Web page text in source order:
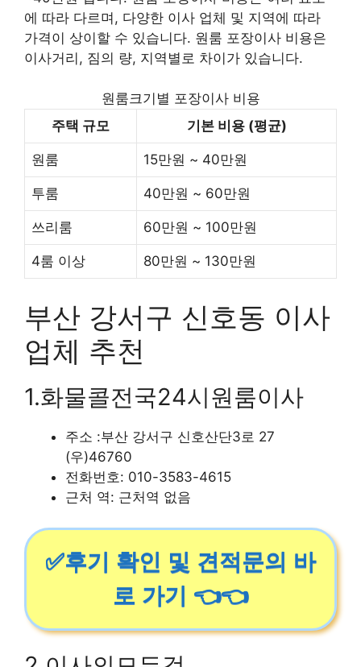
에 따라 다르며, 다양한 이사 업체 및 지역에 따라
가격이 상이할 수 있습니다. 원룸 포장이사 비용은
이사거리, 짐의 량, 지역별로 차이가 있습니다.
원룸크기별 포장이사 비용
주택 규모
기본 비용 (평균)
원룸 15만원 ~ 40만원
투룸 40만원 ~ 60만원
쓰리룸 60만원 ~ 100만원
4룸 이상 80만원 ~ 130만원
부산 강서구 신호동 이사
업체 추천
1.화물콜전국24시원룸이사
주소 :부산 강서구 신호산단3로 27
(우)46760
전화번호: 010-3583-4615
근처 역: 근처역 없음
✅후기 확인 및 견적문의 바
로 가기 👈👈